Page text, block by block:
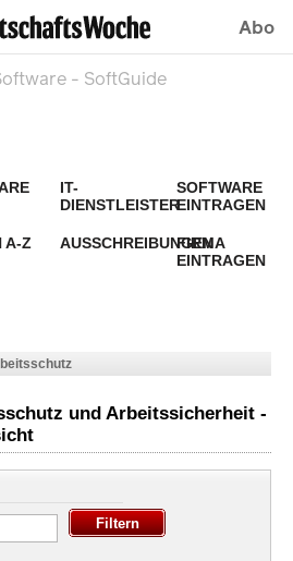
Abo
- SoftGuide
IT-
DIENSTLEISTER
SOFTWARE
EINTRAGEN
A-Z AUSSCHREIBUNGEN
FIRMA
EINTRAGEN
und Arbeitssicherheit -